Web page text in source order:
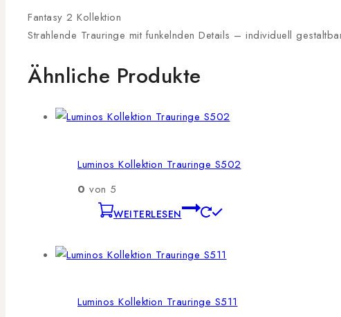
Fantasy 2 Kollektion
Strahlende Trauringe mit funkelnden Details – individuell
Ähnliche Produkte
Luminos Kollektion Trauringe S502
0 von 5
WEITERLESEN
Luminos Kollektion Trauringe S511